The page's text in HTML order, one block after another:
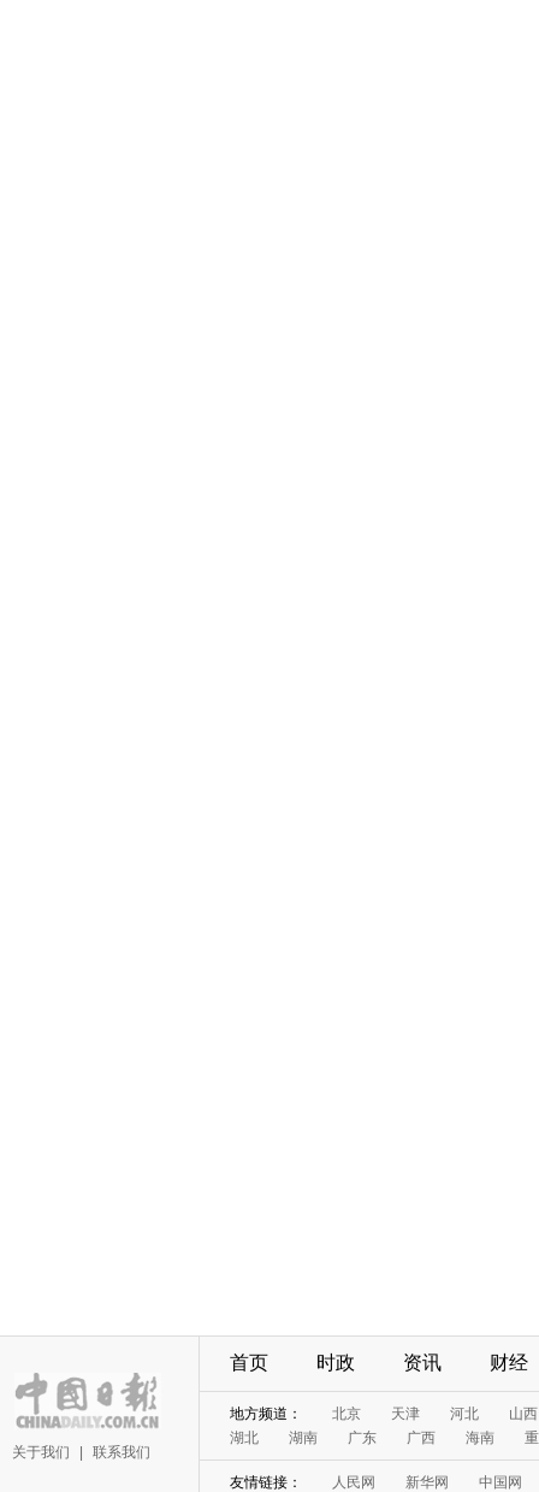
关于我们 联系我们
首页 时政 资讯 财经
地方频道： 北京 天津 河北
山西
湖北
湖南 广东 广西 海南
友情链接： 人民网 新华网
中国网